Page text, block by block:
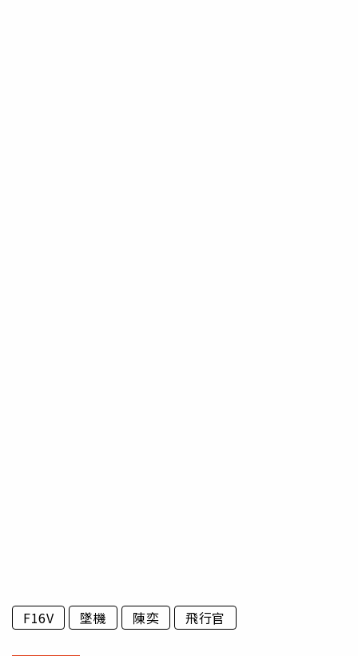
F16V 墜機 陳奕 飛行官